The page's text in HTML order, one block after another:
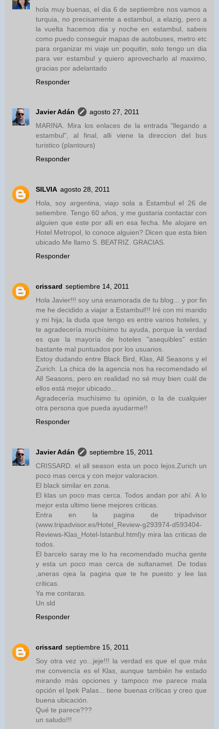
hola muy buenas, el dia 6 de septiembre nos vamos a
turquia, no precisamente a estambul, a elazig, pero a
la vuelta hacemos dia y noche en estambul, sabeis
como puedo conseguir mapas de autobuses, metro etc
para organizar mi viaje un poquitin, solo tengo un dia
para ver estambul y quiero aprovecharlo al maximo,
gracias por adelantado
Responder
Javier Adán
agosto 27, 2011
MARINA. Mira los enlaces de la entrada "llegando a
estambul", al final, alli viene la direccion del bus
turistico (plantours)
Responder
SILVIA agosto 28, 2011
Hola, soy argentina, viajo sola a Estambul el 26 de
setiembre. Tengo 60 años, y me gustaria contactar con
alguien que este por alli en esa fecha. Me alojare en
Hotel Metropol, lo conoce alguien? Dicen que esta bien
ubicado.Me llamo S. BEATRIZ. GRACIAS.
Responder
crissard septiembre 14, 2011
Hola Javier!!! soy una enamorada de tu blog... y por fin
me he decidido a viajar a Estambul!!! Iré con mi marido
y mi hija; la duda que tengo es entre varios hoteles, y
te agradecería muchísimo tu ayuda, porque la verdad
es que la mayoría de hoteles "asequibles" están
bastante mal puntuados por los usuarios.
Estoy dudando entre Black Bird, Klas, All Seasons y el
Zurich. La chica de la agencia nos ha recomendado el
All Seasons, pero en realidad no sé muy bien cuál de
ellos está mejor ubicado...
Agradecería muchísimo tu opinión, o la de cualquier
otra persona que pueda ayudarme!!
Responder
Javier Adán
septiembre 15, 2011
CRISSARD. el all season esta un poco lejos.Zurich un
poco mas cerca y con mejor valoracion.
El black similar en zona.
El klas un poco mas cerca. Todos andan por ahí. A lo
mejor esta ultimo tiene mejores criticas.
Entra en la pagina de tripadvisor
(www.tripadvisor.es/Hotel_Review-g293974-d593404-
Reviews-Klas_Hotel-Istanbul.html)y mira las criticas de
todos.
El barcelo saray me lo ha recomendado mucha gente
y esta un poco mas cerca de sultanamet. De todas
,aneras ojea la pagina que te he puesto y lee las
criticas.
Ya me contaras.
Un sld
Responder
crissard septiembre 15, 2011
Soy otra vez yo...jeje!!! la verdad es que el que más
me convencía es el Klas, aunque también he estado
mirando más opciones y tampoco me parece mala
opción el Ipek Palas... tiene buenas críticas y creo que
buena ubicación.
Qué te parece???
un saludo!!!